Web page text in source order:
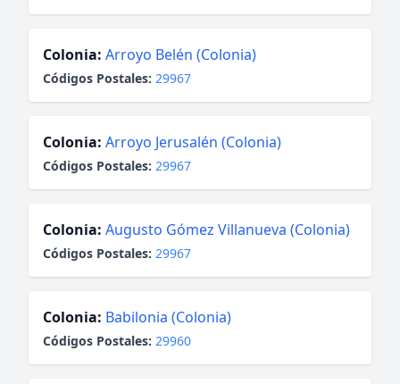
Colonia: Arroyo Belén (Colonia)
Códigos Postales: 29967
Colonia: Arroyo Jerusalén (Colonia)
Códigos Postales: 29967
Colonia: Augusto Gómez Villanueva (Colonia)
Códigos Postales: 29967
Colonia: Babilonia (Colonia)
Códigos Postales: 29960